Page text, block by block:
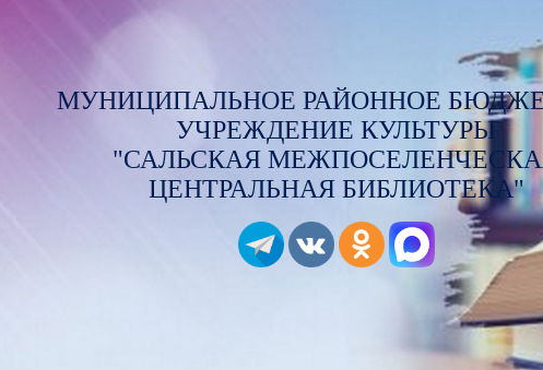
МУНИЦИПАЛЬНОЕ РАЙОННОЕ
УЧРЕЖДЕНИЕ КУЛЬТУРЫ
"САЛЬСКАЯ
ЦЕНТРАЛЬНАЯ БИБЛИОТЕКА"